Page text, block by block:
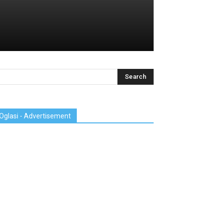
- Advertisement